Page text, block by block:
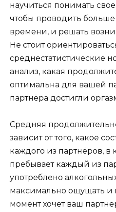
научиться понимать
чтобы проводить больше
времени, и решать
Не стоит
среднестатистические
анализ, какая
оптимальна для вашей
партнёра достигли
Средняя
зависит от того, какое
каждого из партнёров, в
пребывает каждый из
употреблено
максимально ощущать и
момент хочет ваш